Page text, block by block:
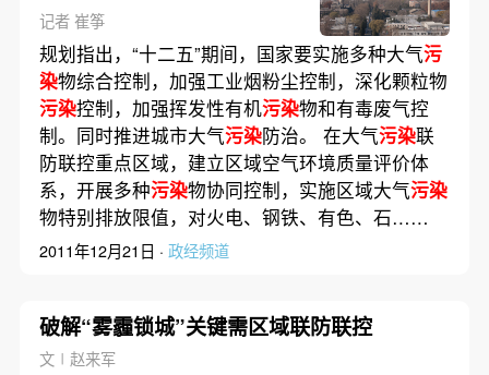
记者 崔筝
规划指出，“十二五”期间，国家要实施多种大气污
染物综合控制，加强工业烟粉尘控制，深化颗粒物
污染控制，加强挥发性有机污染物和有毒废气控
制。同时推进城市大气污染防治。 在大气污染联
防联控重点区域，建立区域空气环境质量评价体
系，开展多种污染物协同控制，实施区域大气污染
物特别排放限值，对火电、钢铁、有色、石……
2011年12月21日 · 政经频道
破解“雾霾锁城”关键需区域联防联控
文∣赵来军